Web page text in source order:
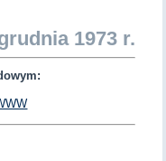
1973 r.